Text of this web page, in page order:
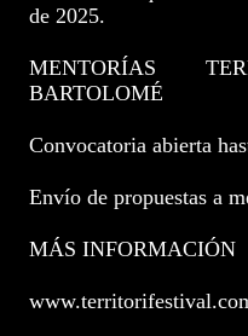
de 2025.
MENTORÍAS
BARTOLOMÉ
Convocatoria abierta
Envío de propuestas a
MÁS INFORMACIÓN